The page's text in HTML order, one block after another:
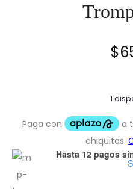
$
1
Hasta 12 pagos